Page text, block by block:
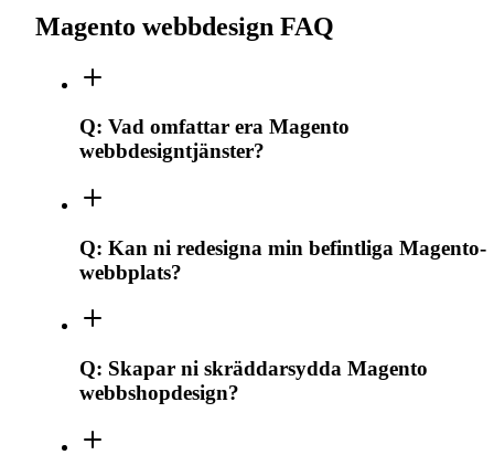
Magento webbdesign FAQ
Q: Vad omfattar era Magento
webbdesigntjänster?
Q: Kan ni redesigna min befintliga Magento-
webbplats?
Q: Skapar ni skräddarsydda Magento
webbshopdesign?